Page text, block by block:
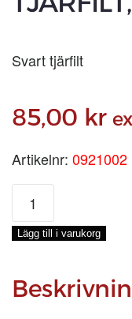
Svart tjärfilt
85,00 kr
Artikelnr: 0921002
TJÄRFILT,
LÖPMETER
mängd
Lägg till i varukorg